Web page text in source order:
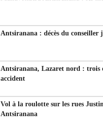
Antsiranana : décès du
Antsiranana, Lazaret nord : trois
accident
Vol à la roulotte sur les rues
Antsiranana